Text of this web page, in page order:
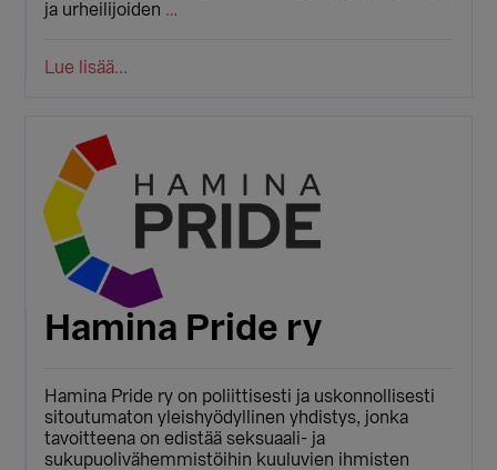
ja urheilijoiden …
Lue lisää...
Hamina Pride ry
Hamina Pride ry on poliittisesti ja uskonnollisesti
sitoutumaton yleishyödyllinen yhdistys, jonka
tavoitteena on edistää seksuaali- ja
sukupuolivähemmistöihin kuuluvien ihmisten